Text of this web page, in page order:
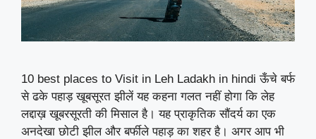
10 best places to Visit in Leh Ladakh in hindi ऊँचे बर्फ
से ढके पहाड़ खूबसूरत झीलें यह कहना गलत नहीं होगा कि लेह
लद्दाख़ खूबरसूरती की मिसाल है। यह प्राकृतिक सौंदर्य का एक
अनदेखा छोटी झील और बर्फीले पहाड़ का शहर है। अगर आप भी